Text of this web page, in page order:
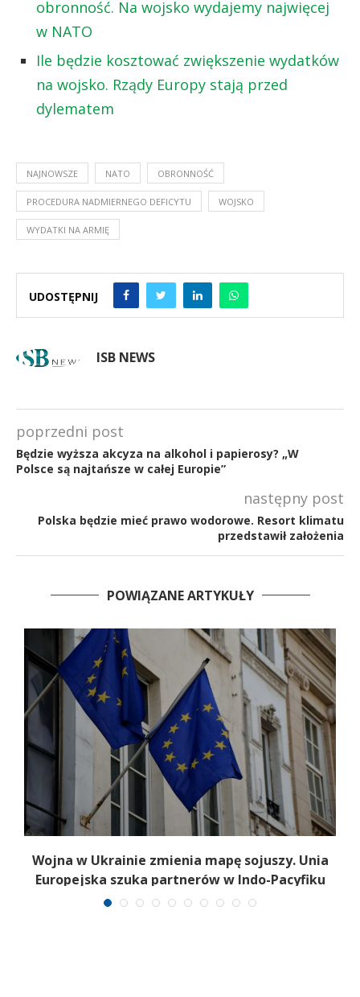
obronność. Na wojsko wydajemy najwięcej
w NATO
Ile będzie kosztować zwiększenie wydatków
na wojsko. Rządy Europy stają przed
dylematem
NAJNOWSZE NATO OBRONNOŚĆ
PROCEDURA NADMIERNEGO DEFICYTU WOJSKO
WYDATKI NA ARMIĘ
UDOSTĘPNIJ
ISB NEWS
poprzedni post
Będzie wyższa akcyza na alkohol i papierosy? „W
Polsce są najtańsze w całej Europie”
następny post
Polska będzie mieć prawo wodorowe. Resort klimatu
przedstawił założenia
POWIĄZANE ARTYKUŁY
Wojna w Ukrainie zmienia mapę sojuszy. Unia
Europejska szuka partnerów w Indo-Pacyfiku